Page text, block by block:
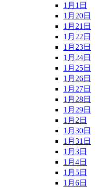
1月1日
1月20日
1月21日
1月22日
1月23日
1月24日
1月25日
1月26日
1月27日
1月28日
1月29日
1月2日
1月30日
1月31日
1月3日
1月4日
1月5日
1月6日